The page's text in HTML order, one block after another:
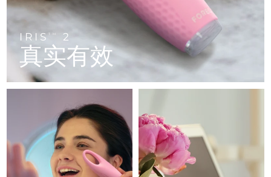
IRIS TM 2
真实有效
LUNA™ 4 go
For travel or gym bag
LUNA™ 护肤
LUNA™ 设备
All facial cleansing devices
BEAR™ 设备
All premium facelift devices
UFO™ 3 go
Portable red light therapy
Rejuvenation & hydration
UFO™ 设备
All deep facial hydration devices
issa™ 4 baby
For ages 0-3
issa™ Teeth Whitening Set
Dual LED + sonic device & 18% PAP gel
ISSA™ 设备
All silicone sonic toothbrushes
FAQ™ 102
Advanced clinical anti-aging
FAQ™ P1 Primer
Manuka honey primer
FAQ™ 202
LED mask
FAQ™ 221
Anti-aging LED hand mask
生发
FAQ™ 301
LED hair strengthening scalp massager
FAQ™ Scalp Serum
Scalp recovery probiotic serum
FAQ™护肤品
All FAQ™ skincare
肌肤年轻化
FAQ™ 501
Full-Spectrum Red Light Therapy
FAQ™ 502
Full-Spectrum Red Light Therapy
FAQ™ Red Light Serum
保健品
NEW
专业治疗
克罗地亚 预计送达日期 8/9/26
塞浦路斯 预计送达日期
捷克 预计送达日期
爱沙尼亚 预计送达日期
芬兰 预计送达日期